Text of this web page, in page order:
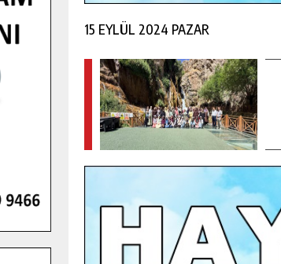
15 EYLÜL 2024 PAZAR